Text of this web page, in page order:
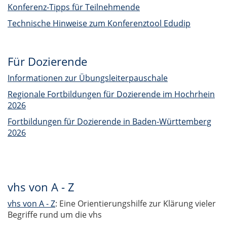
Konferenz-Tipps für Teilnehmende
Technische Hinweise zum Konferenztool Edudip
Für Dozierende
Informationen zur Übungsleiterpauschale
Regionale Fortbildungen für Dozierende im Hochrhein
2026
Fortbildungen für Dozierende in Baden-Württemberg
2026
vhs von A - Z
vhs von A - Z: Eine Orientierungshilfe zur Klärung vieler
Begriffe rund um die vhs